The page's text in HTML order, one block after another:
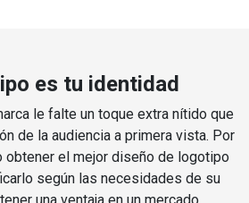
es tu identidad
le falte un toque extra nítido que
de la audiencia a primera vista. Por
obtener el mejor diseño de logotipo
según las necesidades de su